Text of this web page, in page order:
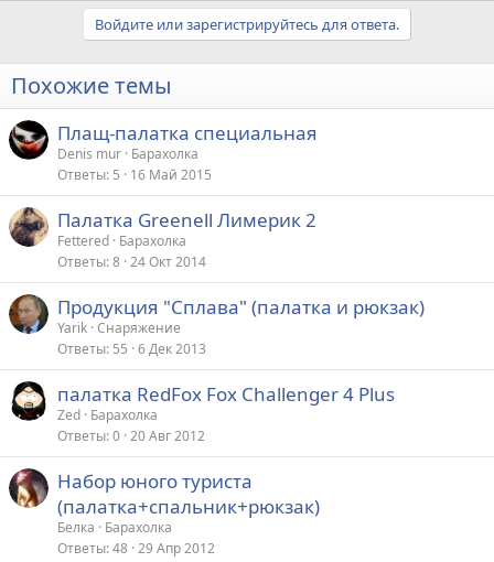
Войдите или зарегистрируйтесь для ответа.
Похожие темы
Плащ-палатка специальная
Denis mur Барахолка
Ответы 5 16 Май 2015
Палатка Greenell Лимерик 2
Fettered Барахолка
Ответы 8 24 Окт 2014
Продукция "Сплава" (палатка и рюкзак)
Yarik Снаряжение
Ответы 55 6 Дек 2013
палатка RedFox Fox Challenger 4 Plus
Zed Барахолка
Ответы 0 20 Авг 2012
Набор юного туриста
(палатка+спальник+рюкзак)
Белка
Барахолка
Ответы 48 29 Апр 2012